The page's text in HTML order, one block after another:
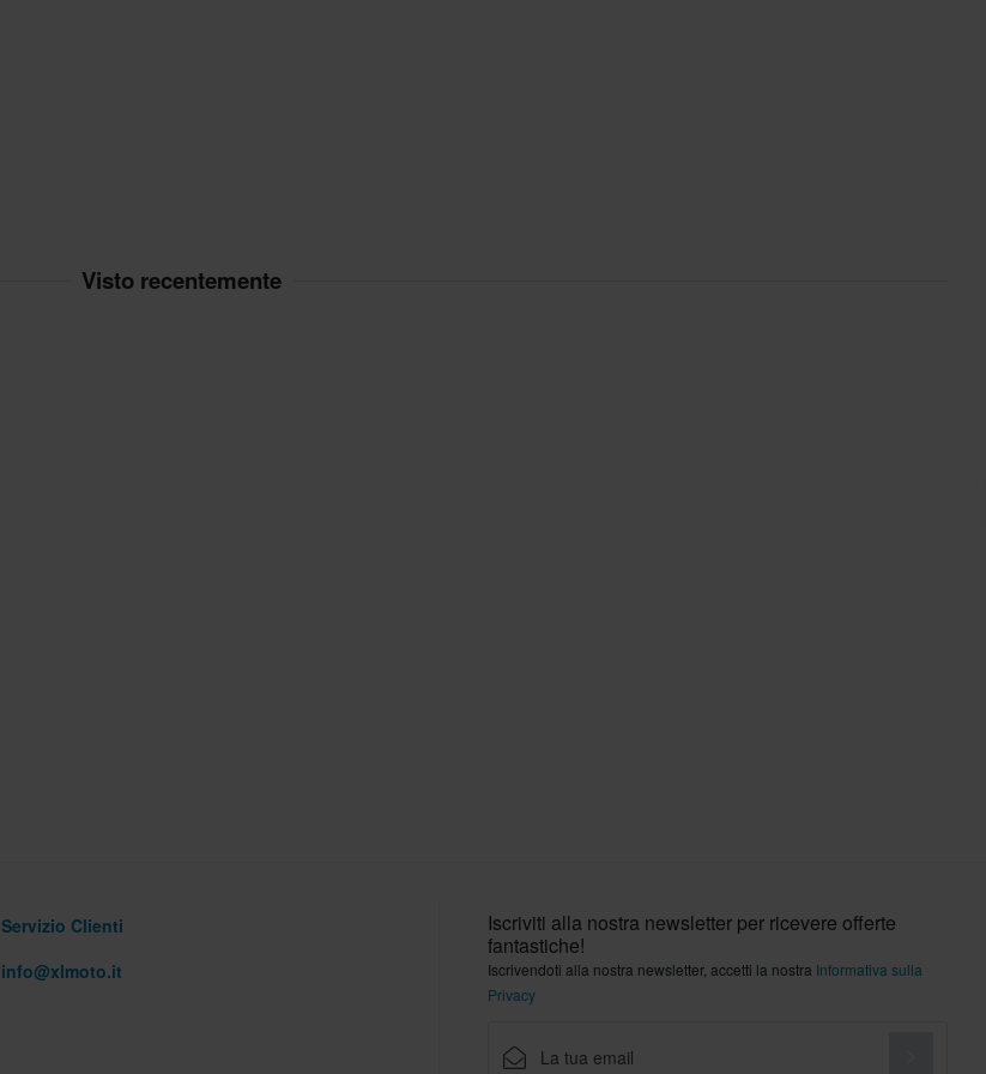
Visto recentemente
Servizio Clienti
info@xlmoto.it
Iscriviti alla nostra newsletter per ricevere offerte
fantastiche!
Iscrivendoti alla nostra newsletter, accetti la nostra Informativa sulla
Privacy